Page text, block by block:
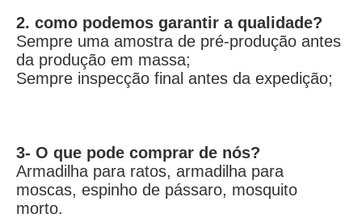
2. como podemos garantir a qualidade?
Sempre uma amostra de pré-produção antes
da produção em massa;
Sempre inspecção final antes da expedição;
3- O que pode comprar de nós?
Armadilha para ratos, armadilha para
moscas, espinho de pássaro, mosquito
morto.